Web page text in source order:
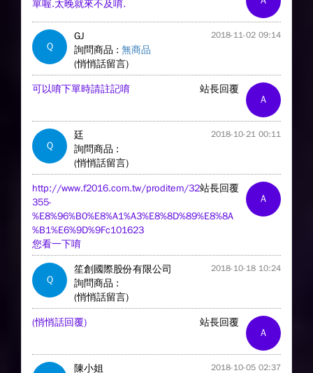
單喔.太晚就來不及唷.
Q
GJ 2018-11-02 09:14
詢問商品 : 無商品
(悄悄話留言)
A
站長回覆
可以唷下單時請註記唷
Q
廷 2018-10-21 00:11
詢問商品 :
(悄悄話留言)
A
站長回覆
http://www.f2016.com.tw/proditem/32
355-
%E8%96%B0%E8%A1%A3%E8%8D%89%E8%8A
%B1%E6%9D%9Fc101623
您看一下唷
Q
笙創國際股份有限公司 2018-10-18 10:24
詢問商品 :
(悄悄話留言)
A
站長回覆
(悄悄話回覆)
陳小姐 2018-10-05 02:37